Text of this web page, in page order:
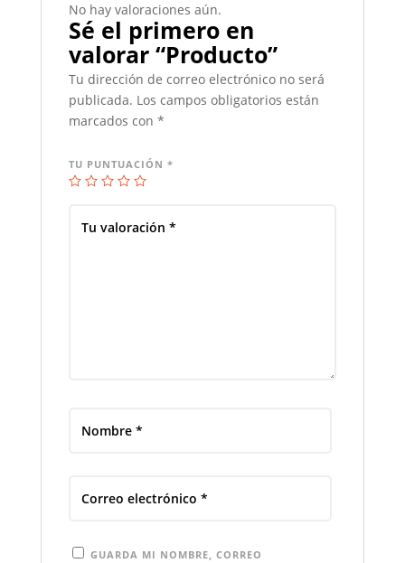
No hay valoraciones aún.
Sé el primero en
valorar “Producto”
Tu dirección de correo electrónico no será
publicada. Los campos obligatorios están
marcados con *
TU PUNTUACIÓN *
GUARDA MI NOMBRE, CORREO